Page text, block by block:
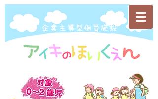
​企業主導型保育施設